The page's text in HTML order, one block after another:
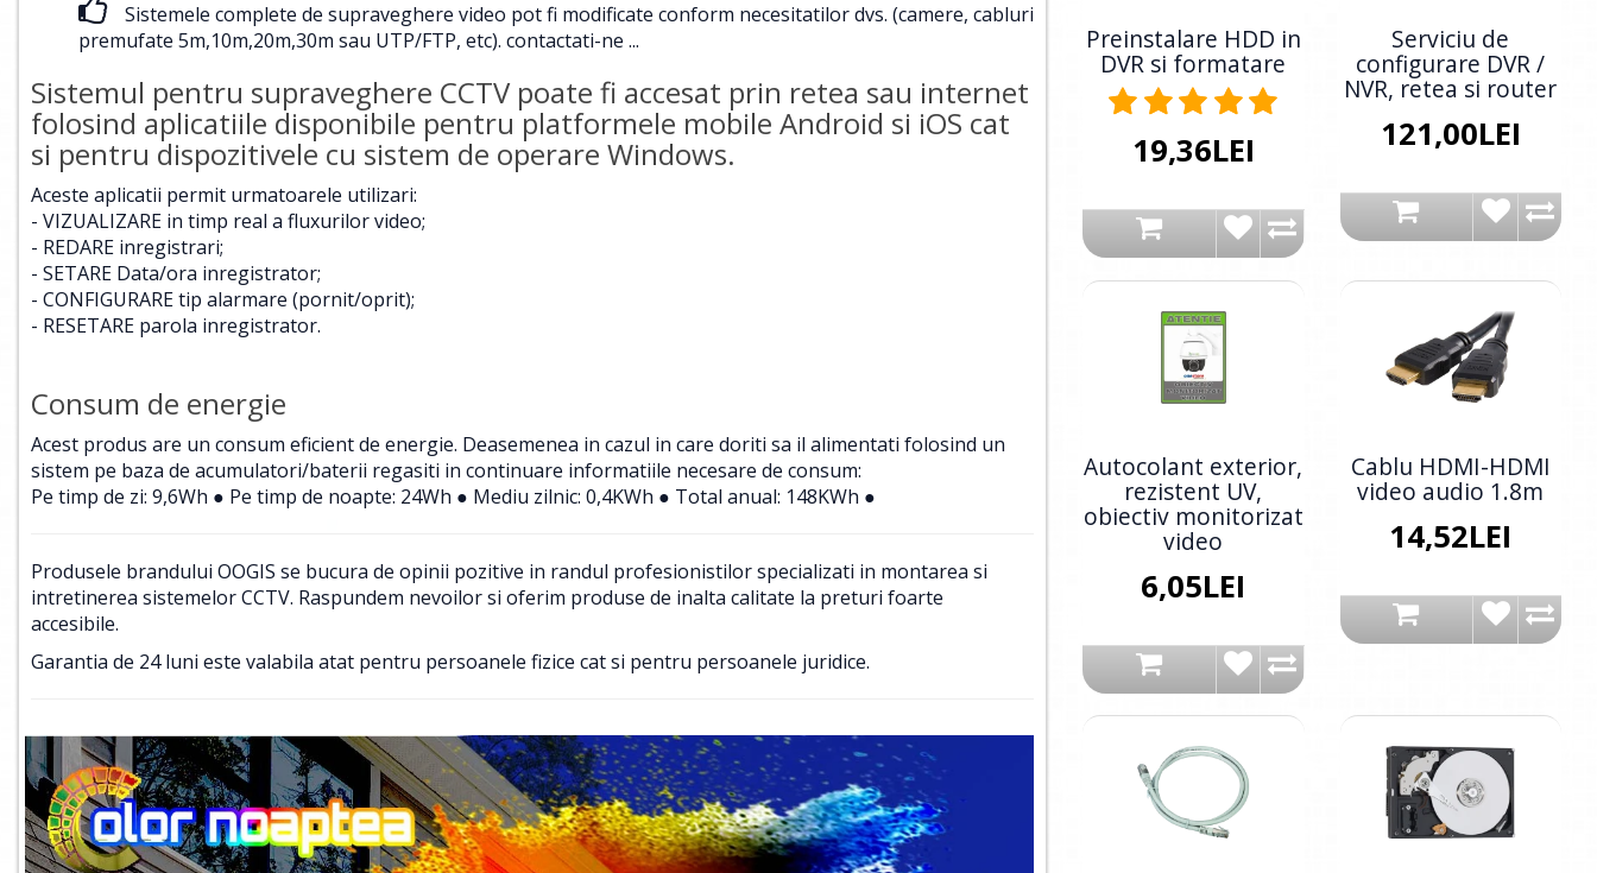
Sistemele complete de supraveghere video pot fi modificate conform necesitatilor dvs. (camere, cabluri
premufate 5m,10m,20m,30m sau UTP/FTP, etc). contactati-ne ...
Sistemul pentru supraveghere CCTV poate fi accesat prin retea sau internet
folosind aplicatiile disponibile pentru platformele mobile Android si iOS cat
si pentru dispozitivele cu sistem de operare Windows.
Aceste aplicatii permit urmatoarele utilizari:
- VIZUALIZARE in timp real a fluxurilor video;
- REDARE inregistrari;
- SETARE Data/ora inregistrator;
- CONFIGURARE tip alarmare (pornit/oprit);
- RESETARE parola inregistrator.
Consum de energie
Acest produs are un consum eficient de energie. Deasemenea in cazul in care doriti sa il alimentati folosind un
sistem pe baza de acumulatori/baterii regasiti in continuare informatiile necesare de consum:
Pe timp de zi: 9,6Wh ● Pe timp de noapte: 24Wh ● Mediu zilnic: 0,4KWh ● Total anual: 148KWh ●
Produsele brandului OOGIS se bucura de opinii pozitive in randul profesionistilor specializati in montarea si
intretinerea sistemelor CCTV. Raspundem nevoilor si oferim produse de inalta calitate la preturi foarte
accesibile.
Garantia de 24 luni este valabila atat pentru persoanele fizice cat si pentru persoanele juridice.
Preinstalare HDD in
DVR si formatare
19,36LEI
Serviciu de
configurare DVR /
NVR, retea si router
121,00LEI
Autocolant exterior,
rezistent UV,
obiectiv monitorizat
video
6,05LEI
Cablu HDMI-HDMI
video audio 1.8m
14,52LEI